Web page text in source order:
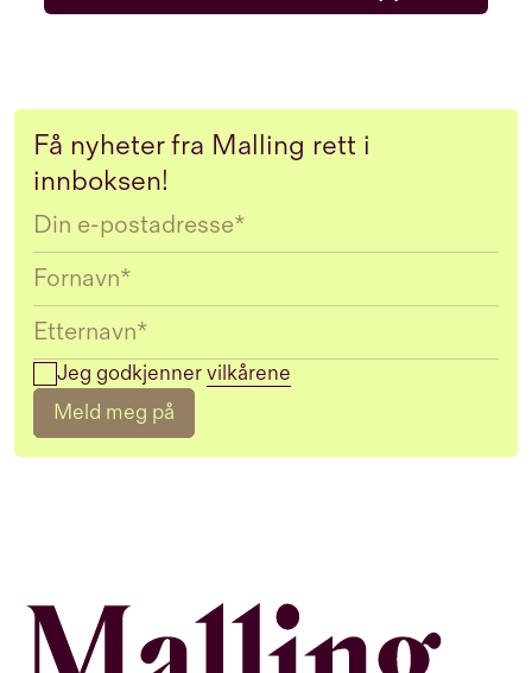
Få nyheter fra Malling rett i
innboksen!
Email
Jeg godkjennervilkårene
Meld meg på